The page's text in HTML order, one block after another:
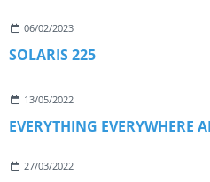
06/02/2023
SOLARIS 225
13/05/2022
EVERYTHING EVERYWHERE
27/03/2022